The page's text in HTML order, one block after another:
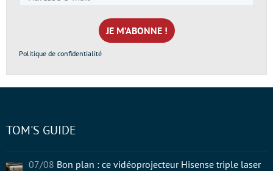
e-
mail
*
Politique de confidentialité
TOM'S GUIDE
07/08 Bon plan : ce vidéoprojecteur Hisense triple laser